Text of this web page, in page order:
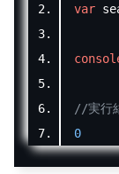
var
//実行
0